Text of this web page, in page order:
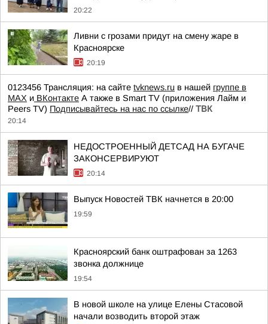
20:22
Ливни с грозами придут на смену жаре в
Красноярске
20:19
0123456 Трансляция: на сайте tvknews.ru в нашей группе в
МАХ и ВКонтакте А также в Smart TV (приложения Лайм и
Peers TV) Подписывайтесь на нас по ссылке// ТВК
20:14
НЕДОСТРОЕННЫЙ ДЕТСАД НА БУГАЧЕ
ЗАКОНСЕРВИРУЮТ
20:14
Выпуск Новостей ТВК начнется в 20:00
19:59
Красноярский банк оштрафован за 1263
звонка должнице
19:54
В новой школе на улице Елены Стасовой
начали возводить второй этаж